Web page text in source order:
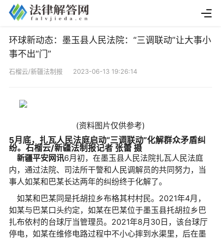
环球新动态：墨玉县​人民法院：“三调联动”让大事小
事不出“门”
石榴云/新疆法制报 2023-06-13 19:26:14
(资料图片仅供参考)
5月底，扎瓦人民法庭启动“三调联动”化解群众矛盾纠
纷。石榴云/新疆法制报记者 张蕾 摄
新疆平安网讯6月初，在墨玉县人民法院扎瓦人民法庭
内，通过法院、司法所干警和人民调解员的共同努力，当
事人如某和巴某长达两年的纠纷终于化解了。
如某和巴某同是托胡拉乡布格其村村民。2021年4月，
如某与巴某口头约定，如某在巴某位于墨玉县托胡拉乡巴
扎布依村的台球厅当管理员。2021年8月30日，该台球厅
停电，如某在维修电路过程中不小心摔到水渠里，后在墨